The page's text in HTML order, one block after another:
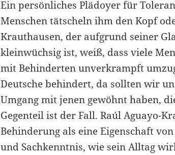
Ein persönliches Plädoyer für
Menschen tätscheln ihm den Kopf
Krauthausen, der aufgrund seiner
kleinwüchsig ist, weiß, dass viele
mit Behinderten unverkrampft
Deutsche behindert, da sollten wir
Umgang mit jenen gewöhnt haben,
Gegenteil ist der Fall. Raúl Aguayo-
Behinderung als eine Eigenschaft
und Sachkenntnis, wie sein Alltag